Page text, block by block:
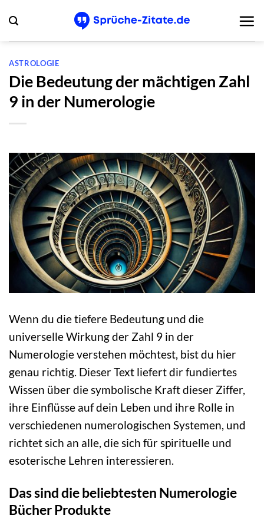
Inhalt
springen
ASTROLOGIE
Die Bedeutung der mächtigen Zahl
9 in der Numerologie
Wenn du die tiefere Bedeutung und die
universelle Wirkung der Zahl 9 in der
Numerologie verstehen möchtest, bist du hier
genau richtig. Dieser Text liefert dir fundiertes
Wissen über die symbolische Kraft dieser Ziffer,
ihre Einflüsse auf dein Leben und ihre Rolle in
verschiedenen numerologischen Systemen, und
richtet sich an alle, die sich für spirituelle und
esoterische Lehren interessieren.
Das sind die beliebtesten Numerologie
Bücher Produkte